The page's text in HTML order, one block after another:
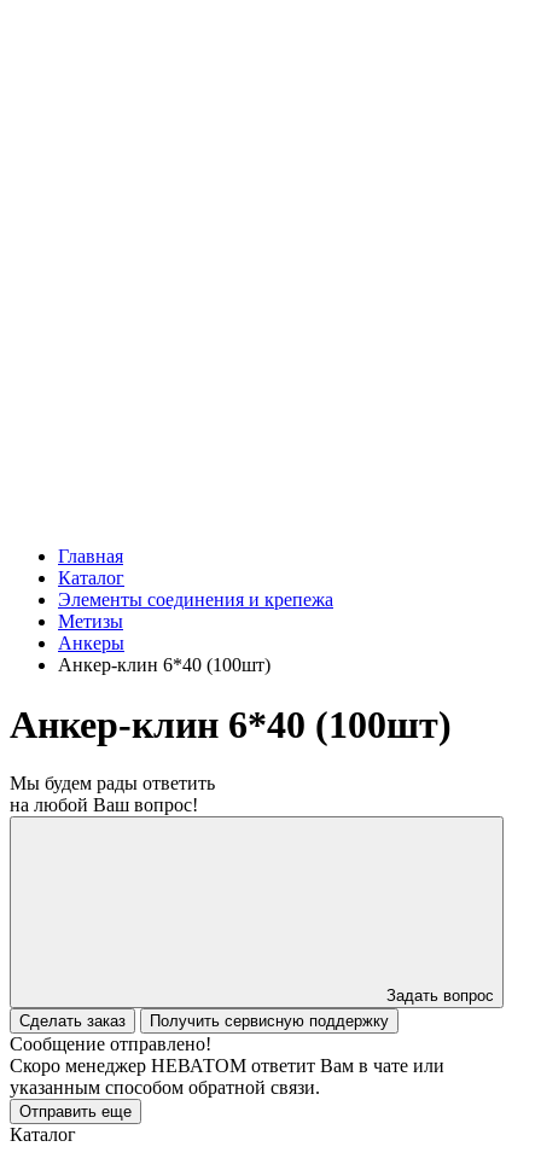
Главная
Каталог
Элементы соединения и крепежа
Метизы
Анкеры
Анкер-клин 6*40 (100шт)
Анкер-клин 6*40 (100шт)
Мы будем рады ответить
на любой Ваш вопрос!
Задать вопрос
Сделать заказ
Получить сервисную поддержку
Сообщение отправлено!
Скоро менеджер НЕВАТОМ ответит Вам в чате или
указанным способом обратной связи.
Отправить еще
Каталог